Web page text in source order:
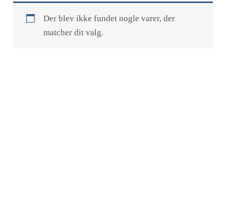
Der blev ikke fundet nogle varer, der
matcher dit valg.